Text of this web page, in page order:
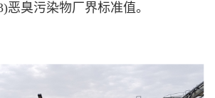
恶臭污染物厂界标准值。